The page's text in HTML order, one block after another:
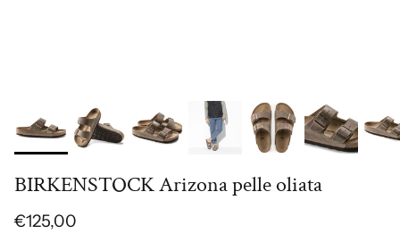
BIRKENSTOCK Arizona pelle oliata
€125,00